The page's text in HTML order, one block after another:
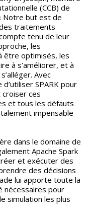
(CCB) de
Notre but est de
traitements
tenu de leur
les
être optimisés, les
à s’améliorer, et à
Avec
SPARK pour
croiser ces
et tous les défauts
impensable
dans le domaine de
Apache Spark
et exécuter des
des décisions
lui apporte toute la
nécessaires pour
simulation les plus